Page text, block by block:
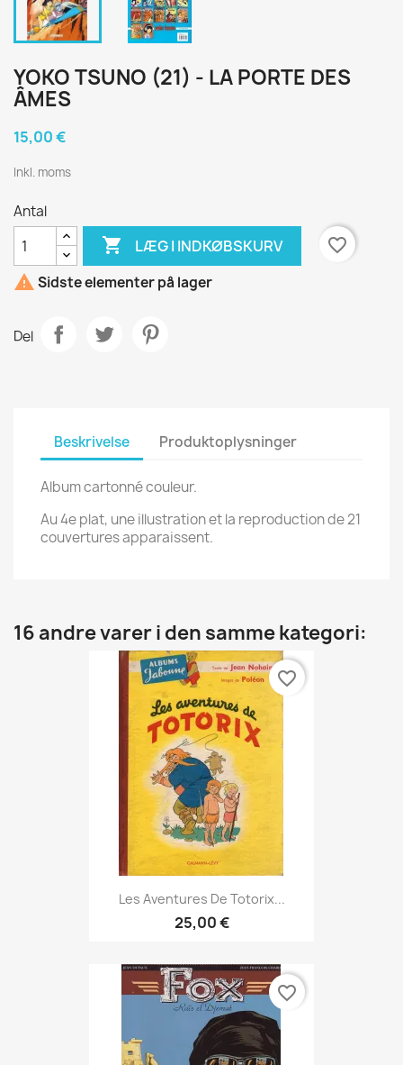
YOKO TSUNO (21) - LA PORTE DES
ÂMES
15,00 €
Inkl. moms
Antal
 LÆG I INDKØBSKURV
favorite_border
 Sidste elementer på lager
Del
Beskrivelse Produktoplysninger
Album cartonné couleur.
Au 4e plat, une illustration et la reproduction de 21
couvertures apparaissent.
16 andre varer i den samme kategori:
Les Aventures De Totorix...
25,00 €
favorite_border
favorite_border